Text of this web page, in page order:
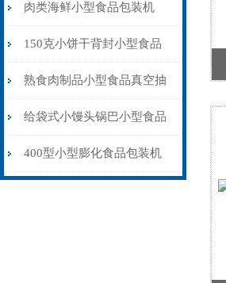
肉类海鲜小型食品包装机
500型厂家报价
150克小饼干背封小型食品
包装机旋转盘下料
熟食肉制品小型食品真空抽
气包装机厂家供应
给袋式小馒头锅巴小型食品
包装机厂家定制
400型小型膨化食品包装机